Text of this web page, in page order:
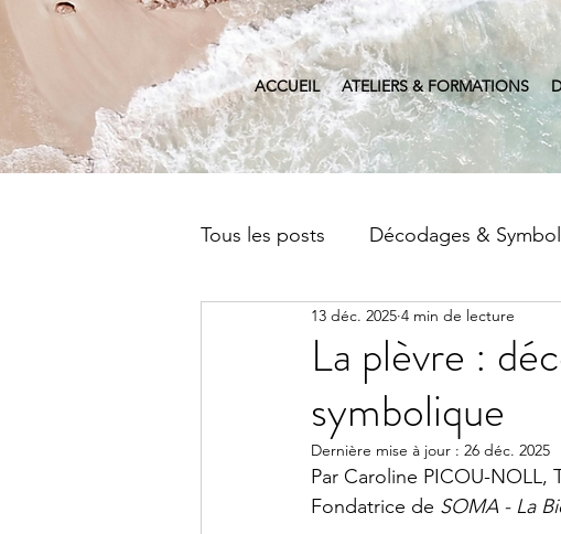
ACCUEIL ATELIERS & FORMATIONS
Tous les posts Décodages &
Séminaires & Ateliers Dossiers
La plèvre :
symbolique
13 déc. 2025 4 min de lecture
Dernière mise à jour : 26 déc. 2025
Par Caroline PICOU-NOLL,
Fondatrice de SOMA - La